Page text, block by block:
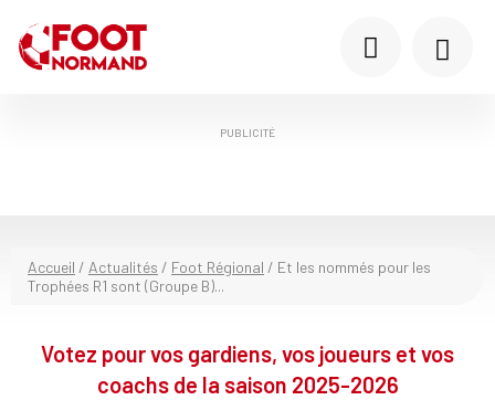
PUBLICITÉ
Accueil / Actualités / Foot Régional / Et les nommés pour les
Trophées R1 sont (Groupe B)...
Votez pour vos gardiens, vos joueurs et vos
coachs de la saison 2025-2026